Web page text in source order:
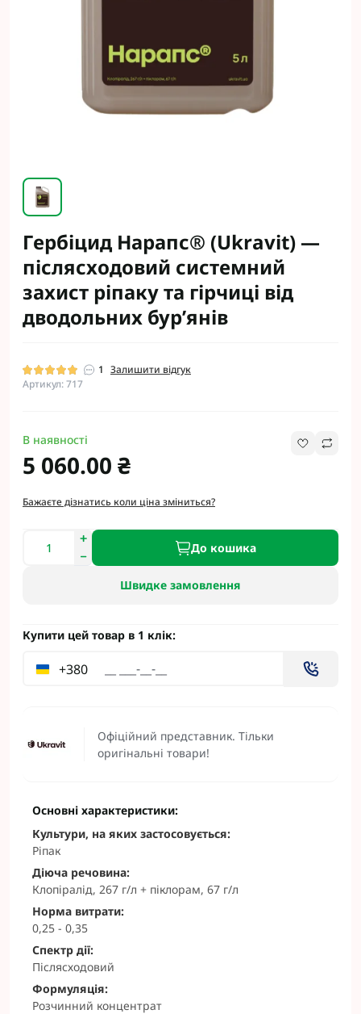
Гербіцид Нарапс® (Ukravit) —
післясходовий системний
захист ріпаку та гірчиці від
дводольних бур’янів
1 Залишити відгук
Артикул: 717
Офіційний представник. Тільки
оригінальні товари!
В наявності
5 060.00 ₴
Бажаєте дізнатись коли ціна зміниться?
До кошика
Швидке замовлення
Купити цей товар в 1 клік:
+380
Основні характеристики:
Культури, на яких застосовується:
Ріпак
Діюча речовина:
Клопіралід, 267 г/л + піклорам, 67 г/л
Норма витрати:
0,25 - 0,35
Спектр дії:
Післясходовий
Формуляція:
Розчинний концентрат